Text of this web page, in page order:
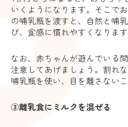
いくようになります。そこで
の哺乳瓶を渡すと、自然と哺
び、食感に慣れやすくなります
なお、赤ちゃんが遊んでいる
注意してあげましょう。割れ
哺乳瓶を使い、目を離さないこ
③離乳食にミルクを混ぜる